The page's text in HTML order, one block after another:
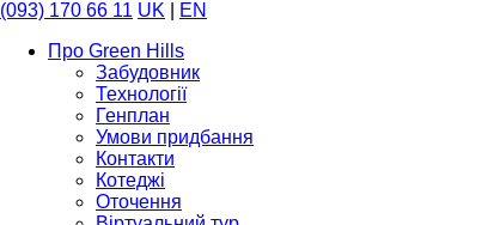
(093) 170 66 11 UK
EN
Про Green Hills
Забудовник
Технології
Генплан
Умови придбання
Контакти
Котеджі
Оточення